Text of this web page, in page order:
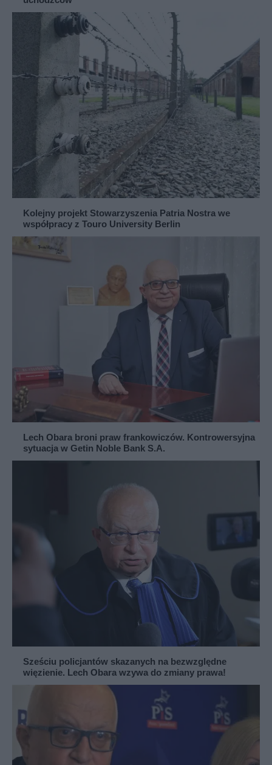
Kolejny projekt Stowarzyszenia Patria Nostra we
współpracy z Touro University Berlin
Lech Obara broni praw frankowiczów. Kontrowersyjna
sytuacja w Getin Noble Bank S.A.
Sześciu policjantów skazanych na bezwzględne
więzienie. Lech Obara wzywa do zmiany prawa!